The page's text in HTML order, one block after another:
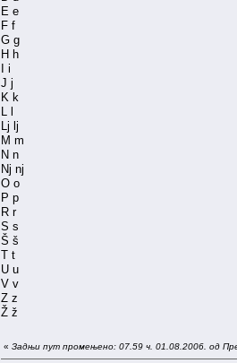
E e
F f
G g
H h
I i
J j
K k
L l
Lj lj
M m
N n
Nj nj
O o
P p
R r
S s
Š š
T t
U u
V v
Z z
Ž ž
« Задњи пут промењено: 07.59 ч. 01.08.2006. од